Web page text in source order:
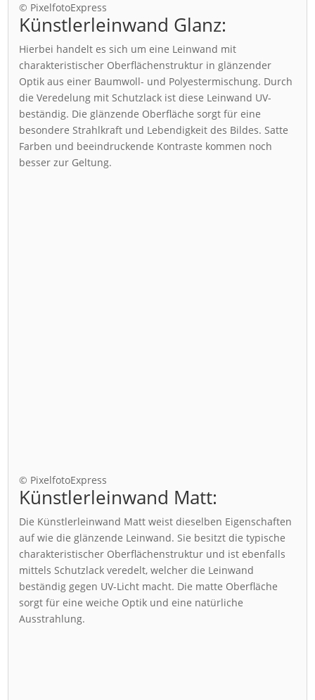
© PixelfotoExpress
Künstlerleinwand Glanz:
Hierbei handelt es sich um eine Leinwand mit
charakteristischer Oberflächenstruktur in glänzender
Optik aus einer Baumwoll- und Polyestermischung. Durch
die Veredelung mit Schutzlack ist diese Leinwand UV-
beständig. Die glänzende Oberfläche sorgt für eine
besondere Strahlkraft und Lebendigkeit des Bildes. Satte
Farben und beeindruckende Kontraste kommen noch
besser zur Geltung.
© PixelfotoExpress
Künstlerleinwand Matt:
Die Künstlerleinwand Matt weist dieselben Eigenschaften
auf wie die glänzende Leinwand. Sie besitzt die typische
charakteristischer Oberflächenstruktur und ist ebenfalls
mittels Schutzlack veredelt, welcher die Leinwand
beständig gegen UV-Licht macht. Die matte Oberfläche
sorgt für eine weiche Optik und eine natürliche
Ausstrahlung.